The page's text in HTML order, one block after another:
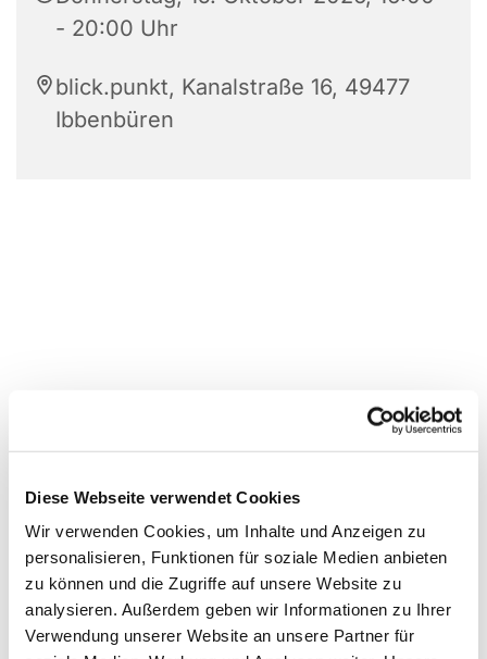
Diese Webseite verwendet Cookies
Wir verwenden Cookies, um Inhalte und Anzeigen zu
personalisieren, Funktionen für soziale Medien anbieten
zu können und die Zugriffe auf unsere Website zu
analysieren. Außerdem geben wir Informationen zu Ihrer
Verwendung unserer Website an unsere Partner für
- 20:00 Uhr
blick.punkt, Kanalstraße 16, 49477
Ibbenbüren